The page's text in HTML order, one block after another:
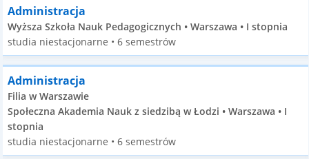
Administracja
Wyższa Szkoła Nauk Pedagogicznych • Warszawa • I stopnia
studia niestacjonarne • 6 semestrów
Administracja
Filia w Warszawie
Społeczna Akademia Nauk z siedzibą w Łodzi • Warszawa • I
stopnia
studia niestacjonarne • 6 semestrów